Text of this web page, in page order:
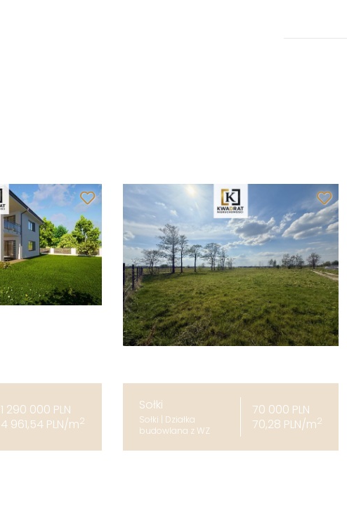
1 290 000 PLN
4 961,54 PLN/m2
Sołki
Sołki | Działka
budowlana z WZ
70 000 PLN
70,28 PLN/m2